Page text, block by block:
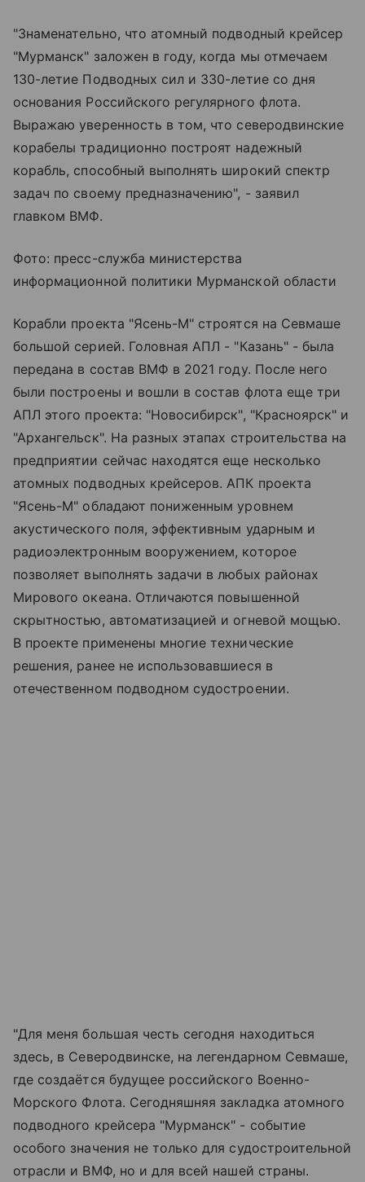
"Знаменательно, что атомный подводный крейсер
"Мурманск" заложен в году, когда мы отмечаем
130-летие Подводных сил и 330-летие со дня
основания Российского регулярного флота.
Выражаю уверенность в том, что северодвинские
корабелы традиционно построят надежный
корабль, способный выполнять широкий спектр
задач по своему предназначению", - заявил
главком ВМФ.
Фото: пресс-служба министерства
информационной политики Мурманской области
Корабли проекта "Ясень-М" строятся на Севмаше
большой серией. Головная АПЛ - "Казань" - была
передана в состав ВМФ в 2021 году. После него
были построены и вошли в состав флота еще три
АПЛ этого проекта: "Новосибирск", "Красноярск" и
"Архангельск". На разных этапах строительства на
предприятии сейчас находятся еще несколько
атомных подводных крейсеров. АПК проекта
"Ясень-М" обладают пониженным уровнем
акустического поля, эффективным ударным и
радиоэлектронным вооружением, которое
позволяет выполнять задачи в любых районах
Мирового океана. Отличаются повышенной
скрытностью, автоматизацией и огневой мощью.
В проекте применены многие технические
решения, ранее не использовавшиеся в
отечественном подводном судостроении.
"Для меня большая честь сегодня находиться
здесь, в Северодвинске, на легендарном Севмаше,
где создаётся будущее российского Военно-
Морского Флота. Сегодняшняя закладка атомного
подводного крейсера "Мурманск" - событие
особого значения не только для судостроительной
отрасли и ВМФ, но и для всей нашей страны.